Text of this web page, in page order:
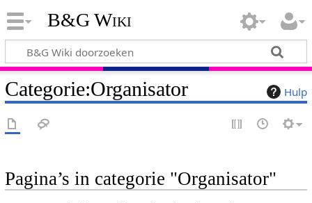
B&G Wiki
Hulp
Categorie:Organisator
Pagina’s in categorie "Organisator"